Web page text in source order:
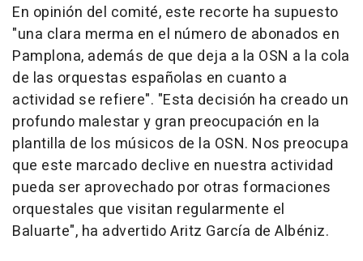
En opinión del comité, este recorte ha supuesto
"una clara merma en el número de abonados en
Pamplona, además de que deja a la OSN a la cola
de las orquestas españolas en cuanto a
actividad se refiere". "Esta decisión ha creado un
profundo malestar y gran preocupación en la
plantilla de los músicos de la OSN. Nos preocupa
que este marcado declive en nuestra actividad
pueda ser aprovechado por otras formaciones
orquestales que visitan regularmente el
Baluarte", ha advertido Aritz García de Albéniz.